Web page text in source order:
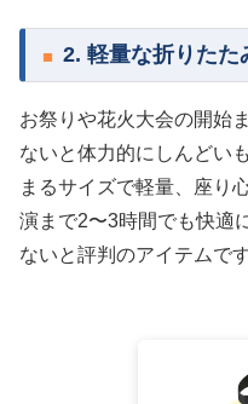
2. 軽量な折りたた
お祭りや花火大会の開始
ないと体力的にしんどい
まるサイズで軽量、座り
演まで2〜3時間でも快適
ないと評判のアイテムです